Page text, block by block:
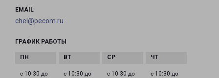
EMAIL
chel@pecom.ru
ГРАФИК РАБОТЫ
с 10:30 до
с 10:30 до
с 10:30 до
с 10:30 до